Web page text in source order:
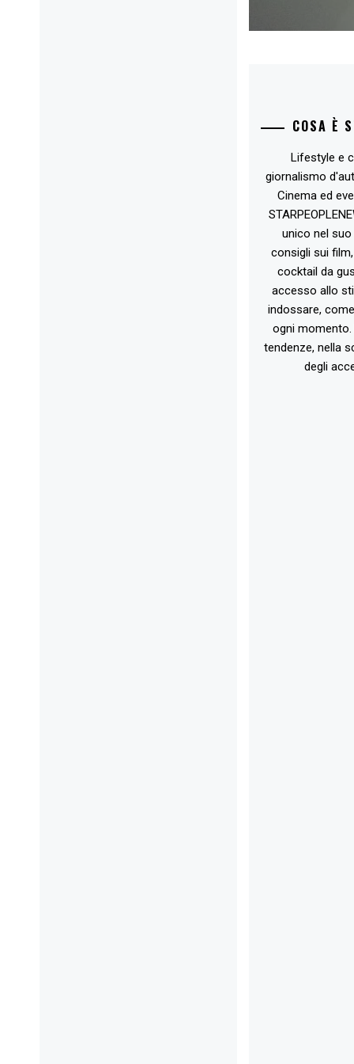
COSA È
Lifestyle e
giornalismo
Cinema ed
unico nel suo
consigli sui
cocktail da
accesso allo
indossare,
ogni
tendenze, nella
degli